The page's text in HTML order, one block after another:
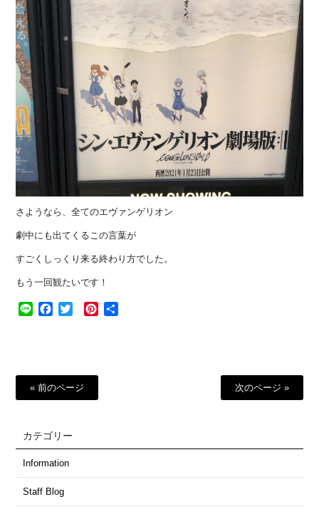
さようなら、全てのエヴァンゲリオン
劇中にも出てくるこの言葉が
すごくしっくり来る終わり方でした。
もう一回観たいです！
Line Facebook
Twitter Pinterest
« 前のページ 次のページ »
カテゴリー
Information
Staff Blog